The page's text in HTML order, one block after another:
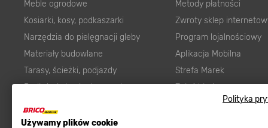
Polityka
Używamy plików cookie
Meble ogrodowe
Kosiarki, kosy, podkaszarki
Narzędzia do pielęgnacji gleby
Materiały budowlane
Tarasy, ścieżki, podjazdy
Podłoża i ziemie do ogrodu
Ogród
Metody płatności
Zwroty sklep
Program lojalnościowy
Aplikacja Mobilna
Strefa Marek
Zgłoś błąd